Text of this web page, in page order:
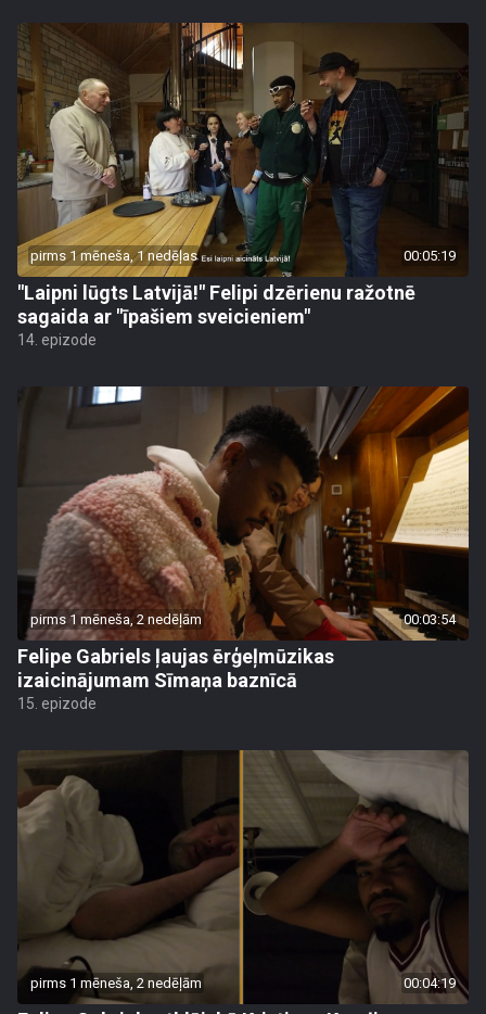
pirms 1 mēneša, 1 nedēļas 00:05:19
"Laipni lūgts Latvijā!" Felipi dzērienu ražotnē
sagaida ar "īpašiem sveicieniem"
14. epizode
pirms 1 mēneša, 2 nedēļām 00:03:54
Felipe Gabriels ļaujas ērģeļmūzikas
izaicinājumam Sīmaņa baznīcā
15. epizode
pirms 1 mēneša, 2 nedēļām 00:04:19